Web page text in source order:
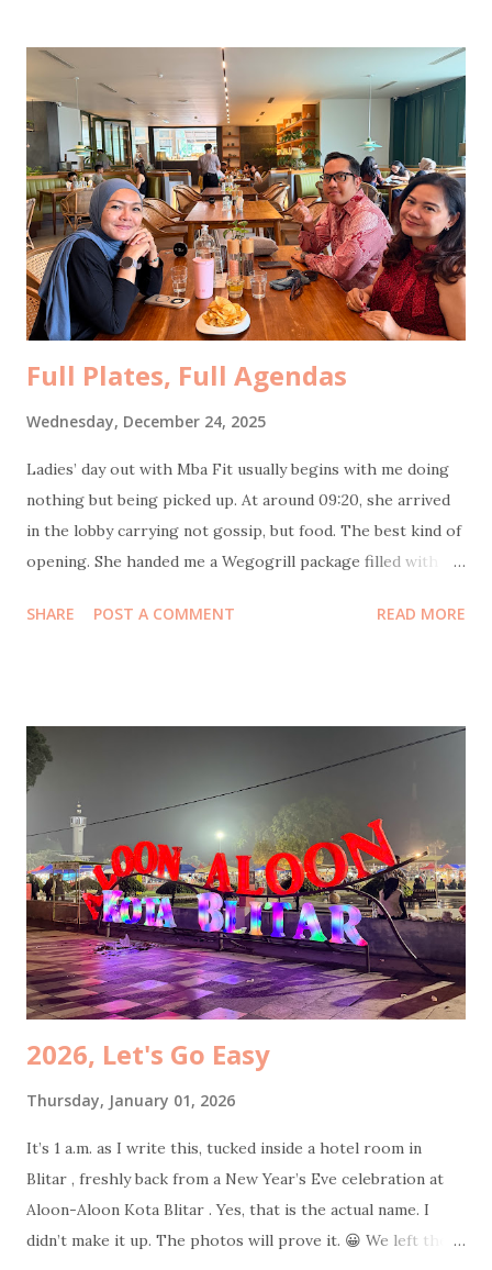
dan menjawab pertanyaan dari para peserta. Jawaban dari
beberapa pertanyaan sudah pernah saya tulis di blog ini,
seperti: Marriage Tips Finding The Right One Women are
like cars? 8 Tips Untuk Istri Agar Suami Tenang Bekerja
Jaga kesehatan pernikahan seperti menjaga kesehatan
badan Senang bisa sharing di Malang bareng
@nataliardianto tentang random things, mulai dari history,
love story, relationship, marriage, struggles, financia...
Full Plates, Full Agendas
Wednesday, December 24, 2025
Ladies’ day out with Mba Fit usually begins with me doing
nothing but being picked up. At around 09:20, she arrived
in the lobby carrying not gossip, but food. The best kind of
opening. She handed me a Wegogrill package filled with
chicken—no flour, no sugar, no MSG, no eggs, no milk.
creambath and manicure. Unfortunately, this time my
experience was not as good as the usual. The massage
lacked soul, the blowout lacked commitment, and the final
result lacked longevity. By the time I stepped outside, my
hair had already given up on life. Better remember the
good therapist's name next time! After that, hunger took
over, as it always does. We headed confidently to Ramu Saji
by Ashoka , our usual safe space. Only to be greeted by a
sign that said Tutup. Closed. So we pivoted, li...
SHARE POST A COMMENT READ MORE
2026, Let's Go Easy
Thursday, January 01, 2026
It’s 1 a.m. as I write this, tucked inside a hotel room in
Blitar , freshly back from a New Year’s Eve celebration at
Aloon-Aloon Kota Blitar . Yes, that is the actual name. I
didn’t make it up. The photos will prove it. 😀 We left the